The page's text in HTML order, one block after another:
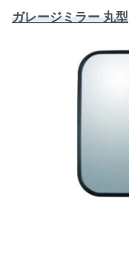
ガレージミラー 丸型